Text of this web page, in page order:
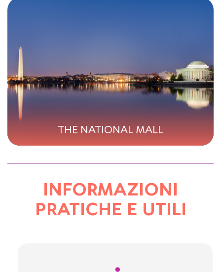
THE NATIONAL MALL
INFORMAZIONI
PRATICHE E UTILI